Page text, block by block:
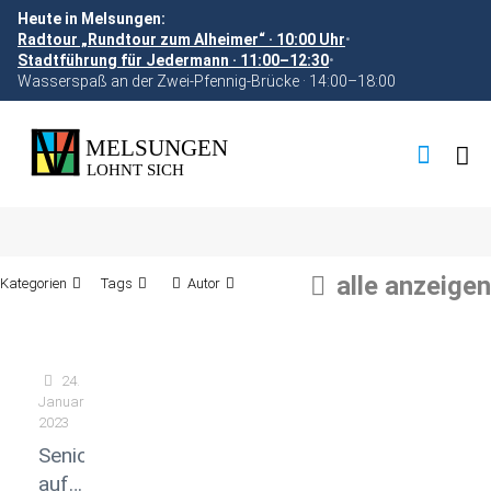
Heute in Melsungen:
Radtour „Rundtour zum Alheimer“ · 10:00 Uhr•
Stadtführung für Jedermann · 11:00–12:30•
Wasserspaß an der Zwei-Pfennig-Brücke · 14:00–18:00
Kategorien Tags Autor alle anzeigen
24.
Januar
2023
Seniorenfreizeiten
auf